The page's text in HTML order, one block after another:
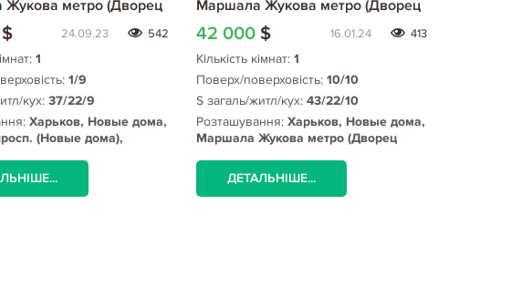
метро (Дворец
803016/1
$ 24.09.23 542
1
1/9
кух: 37/22/9
Харьков, Новые дома,
(Новые дома),
Маршала Жукова метро (Дворец
спорта), Код: 805524/1
42 000 $ 16.01.24 413
Кількість кімнат: 1
Поверх/поверховість: 10/10
S загаль/житл/кух: 43/22/10
Розташування: Харьков, Новые дома,
Маршала Жукова метро (Дворец
ДЕТАЛЬНІШЕ...